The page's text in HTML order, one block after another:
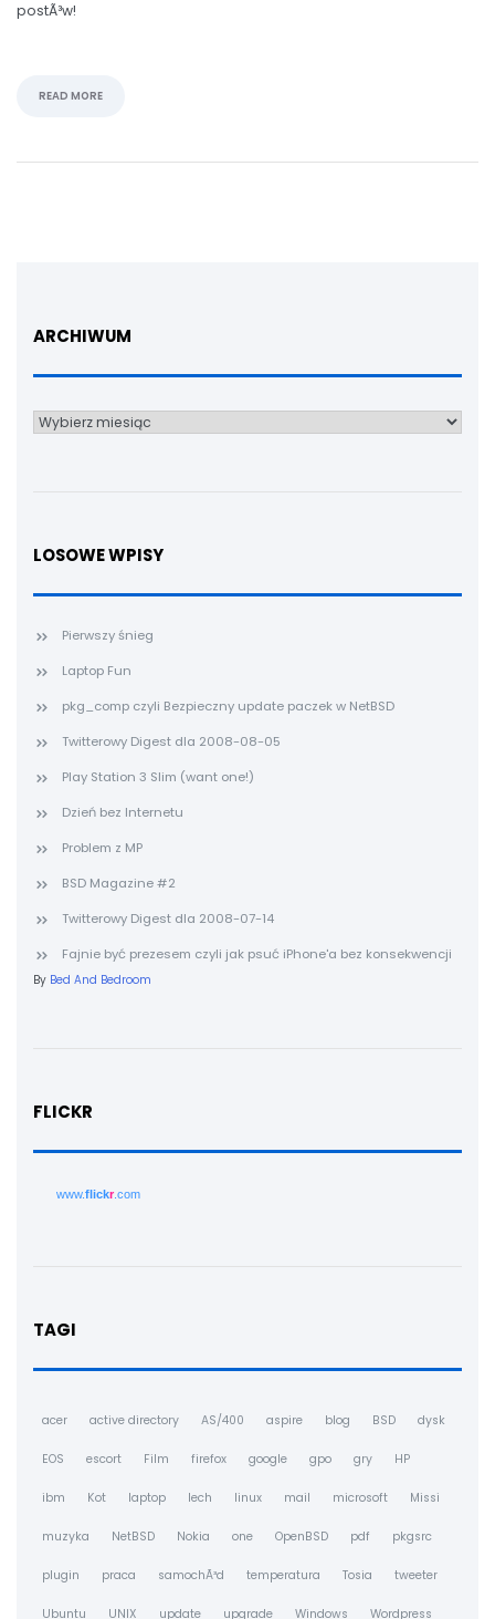
postÃ³w!
READ MORE
ARCHIWUM
Archiwum
LOSOWE WPISY
Pierwszy śnieg
Laptop Fun
pkg_comp czyli Bezpieczny update paczek w NetBSD
Twitterowy Digest dla 2008-08-05
Play Station 3 Slim (want one!)
Dzień bez Internetu
Problem z MP
BSD Magazine #2
Twitterowy Digest dla 2008-07-14
Fajnie być prezesem czyli jak psuć iPhone'a bez konsekwencji
By Bed And Bedroom
FLICKR
www.flickr.com
TAGI
acer active directory AS/400 aspire blog BSD dysk
EOS escort Film firefox google gpo gry HP
ibm Kot laptop lech linux mail microsoft Missi
muzyka NetBSD Nokia one OpenBSD pdf pkgsrc
plugin praca samochÃ³d temperatura Tosia tweeter
Ubuntu UNIX update upgrade Windows Wordpress